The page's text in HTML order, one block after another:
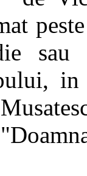
sau